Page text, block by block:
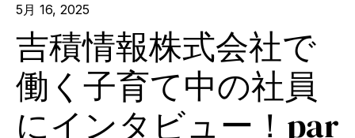
5月 16, 2025
吉積情報株式会社で
働く子育て中の社員
にインタビュー！par